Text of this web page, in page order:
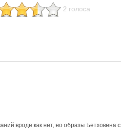
2 голоса
вроде как нет, но образы Бетховена с